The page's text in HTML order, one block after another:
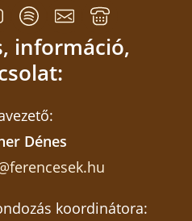
információ,
Dénes
koordinátora: